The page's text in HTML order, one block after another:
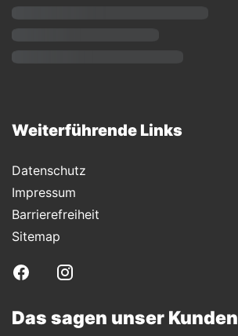
Weiterführende Links
Datenschutz
Impressum
Barrierefreiheit
Sitemap
Das sagen unser Kunden